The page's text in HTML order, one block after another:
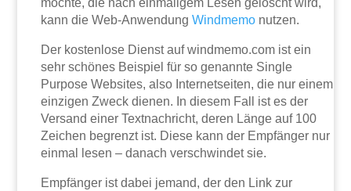
möchte, die nach einmaligem Lesen gelöscht wird,
kann die Web-AnwendungWindmemo nutzen.
Der kostenlose Dienst auf windmemo.com ist ein
sehr schönes Beispiel für so genannte Single
Purpose Websites, also Internetseiten, die nur einem
einzigen Zweck dienen. In diesem Fall ist es der
Versand einer Textnachricht, deren Länge auf 100
Zeichen begrenzt ist. Diese kann der Empfänger nur
einmal lesen – danach verschwindet sie.
Empfänger ist dabei jemand, der den Link zur